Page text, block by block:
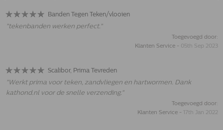
Banden Tegen Teken/vlooien
"tekenbanden werken perfect."
Toegevoegd door:
Klanten Service - 05th Sep 2023
Scalibor, Prima Tevreden
"Werkt prima voor teken, zandvliegen en hartwormen. Dank
kathond.nl voor de snelle verzending."
Toegevoegd door:
Klanten Service - 17th Jan 2022